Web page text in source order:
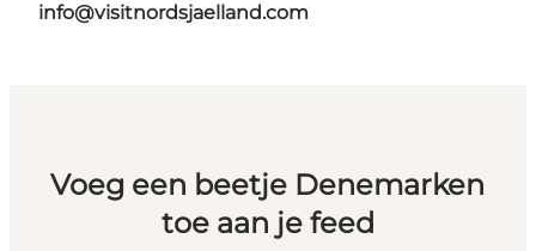
info@visitnordsjaelland.com
Voeg een beetje Denemarken
toe aan je feed